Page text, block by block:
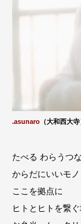
.asunaro （大和西大寺
たべる わらうつ
からだにいいモ
ここを拠点に
ヒトとヒトを繋